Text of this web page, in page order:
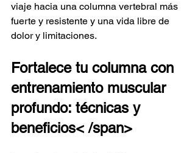
viaje hacia una columna vertebral más
fuerte y resistente y una vida libre de
dolor y limitaciones.
Fortalece tu columna con
entrenamiento muscular
profundo: técnicas y
beneficios< /span>